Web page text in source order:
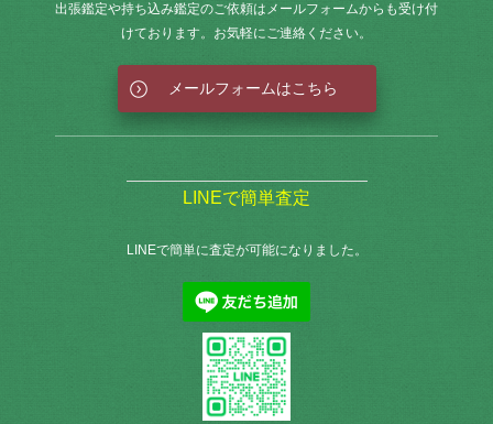
出張鑑定や持ち込み鑑定のご依頼はメールフォームからも受け付
けております。お気軽にご連絡ください。
メールフォームはこちら
LINEで簡単査定
LINEで簡単に査定が可能になりました。